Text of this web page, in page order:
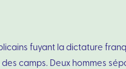
fuyant la dictature
camps. Deux hommes